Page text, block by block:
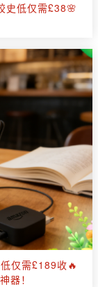
史低仅需£38🌸
仅需£189收🔥
器！